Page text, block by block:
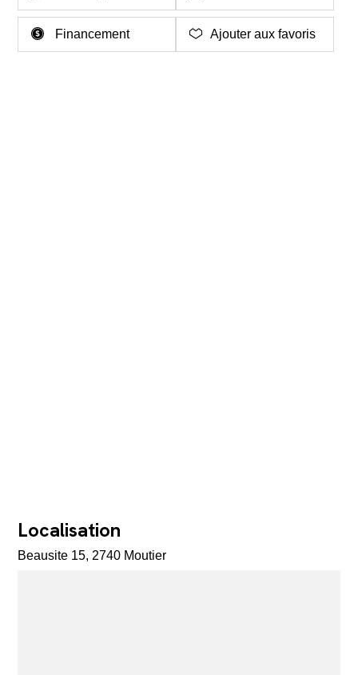
Financement Ajouter aux favoris
Localisation
Beausite 15, 2740 Moutier